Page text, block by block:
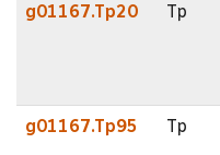
g01167.Tp20 Tp
g01167.Tp95 Tp